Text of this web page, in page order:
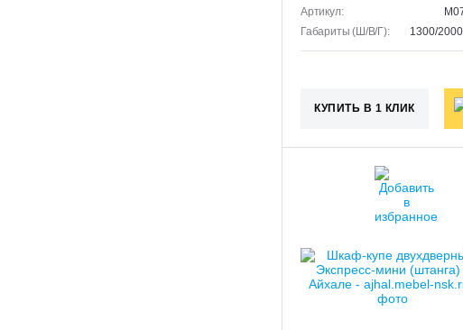
Артикул:
Габариты (Ш/В/Г):
1300/
КУПИТЬ В 1 КЛИК